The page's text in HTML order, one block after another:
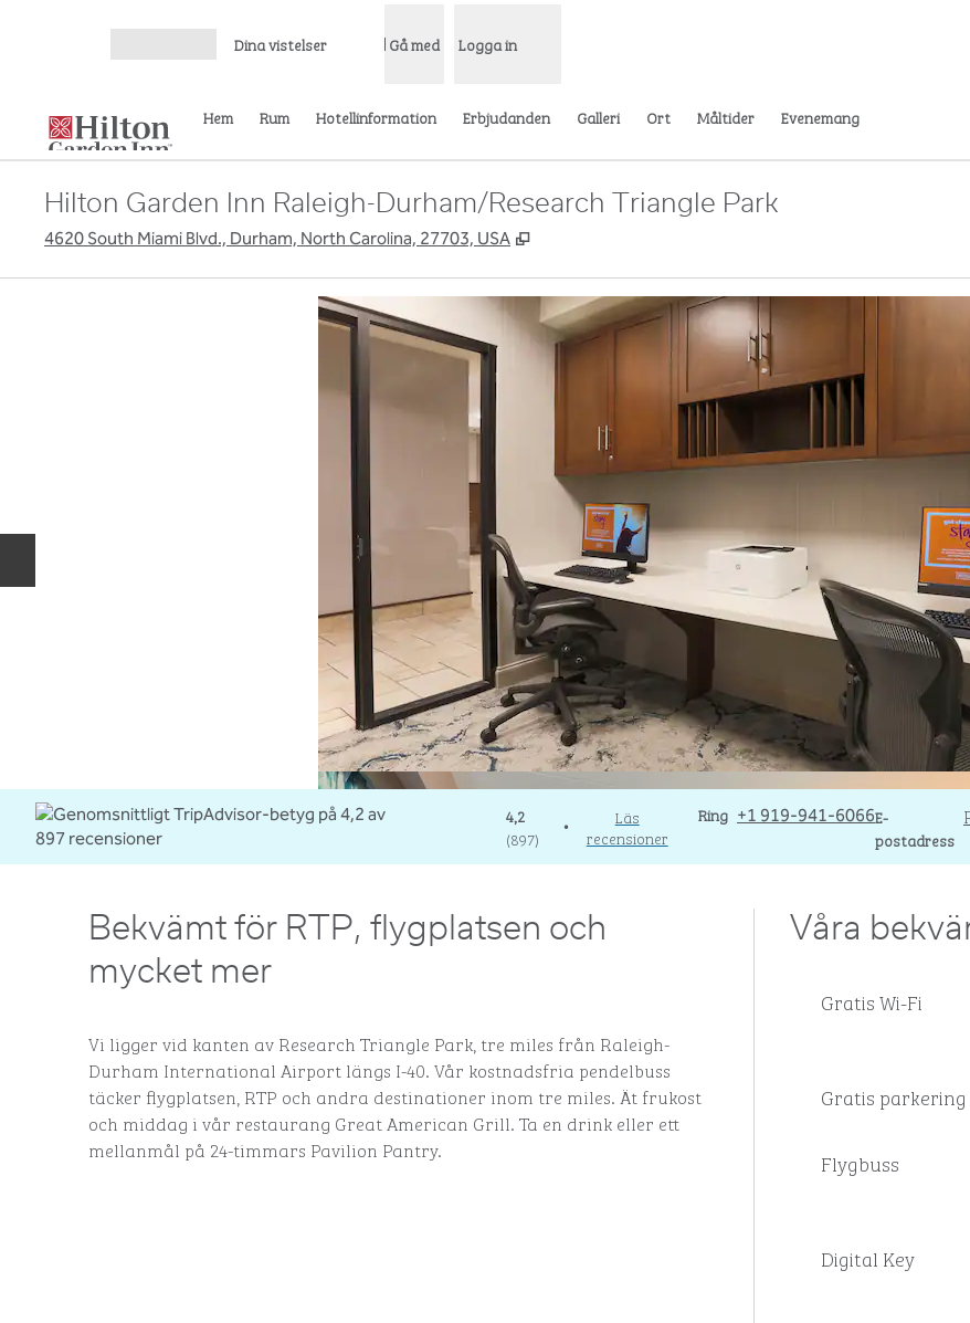
Dina vistelser Gå med Logga in
Hem Rum Hotellinformation Erbjudanden Galleri Ort Måltider Evenemang
Hilton Garden Inn Raleigh-Durham/Research Triangle Park
4620 South Miami Blvd., Durham, North Carolina, 27703, USA ,
4,2
(897)
•
Läs
recensioner
Ring
Ring +1 919-941-6066E-
postadress
Email
Bekvämt för RTP, flygplatsen och
mycket mer
Vi ligger vid kanten av Research Triangle Park, tre miles från Raleigh-
Durham International Airport längs I-40. Vår kostnadsfria pendelbuss
täcker flygplatsen, RTP och andra destinationer inom tre miles. Ät frukost
och middag i vår restaurang Great American Grill. Ta en drink eller ett
mellanmål på 24-timmars Pavilion Pantry.
Våra
Gratis Wi-Fi
Gratis parkering
Flygbuss
Digital Key